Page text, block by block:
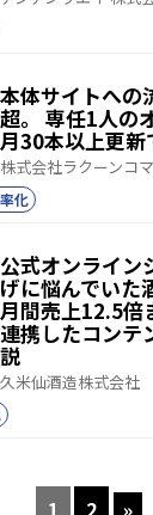
本体サイトへの
超。 専任1人の
月30本以上更新
株式会社ラクーンコ
化
公式オンライン
げに悩んでいた
月間売上12.5倍
連携したコンテ
説
久米仙酒造株式会社
1 2 »